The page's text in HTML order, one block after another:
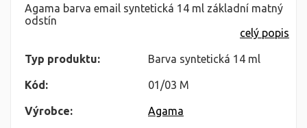
Agama barva email syntetická 14 ml základní matný
odstín
celý popis
Typ produktu: Barva syntetická 14 ml
Kód: 01/03 M
Výrobce: Agama